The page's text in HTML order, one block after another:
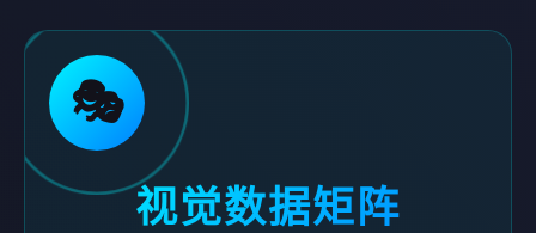
🎭
视觉数据矩阵